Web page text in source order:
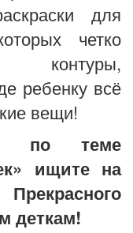
для
четко
контуры,
ребенку всё
вещи!
по теме
ищите на
деткам!